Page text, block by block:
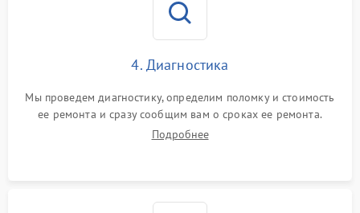
4. Диагностика
Мы проведем диагностику, определим поломку и стоимость
ее ремонта и сразу сообщим вам о сроках ее ремонта.
Подробнее